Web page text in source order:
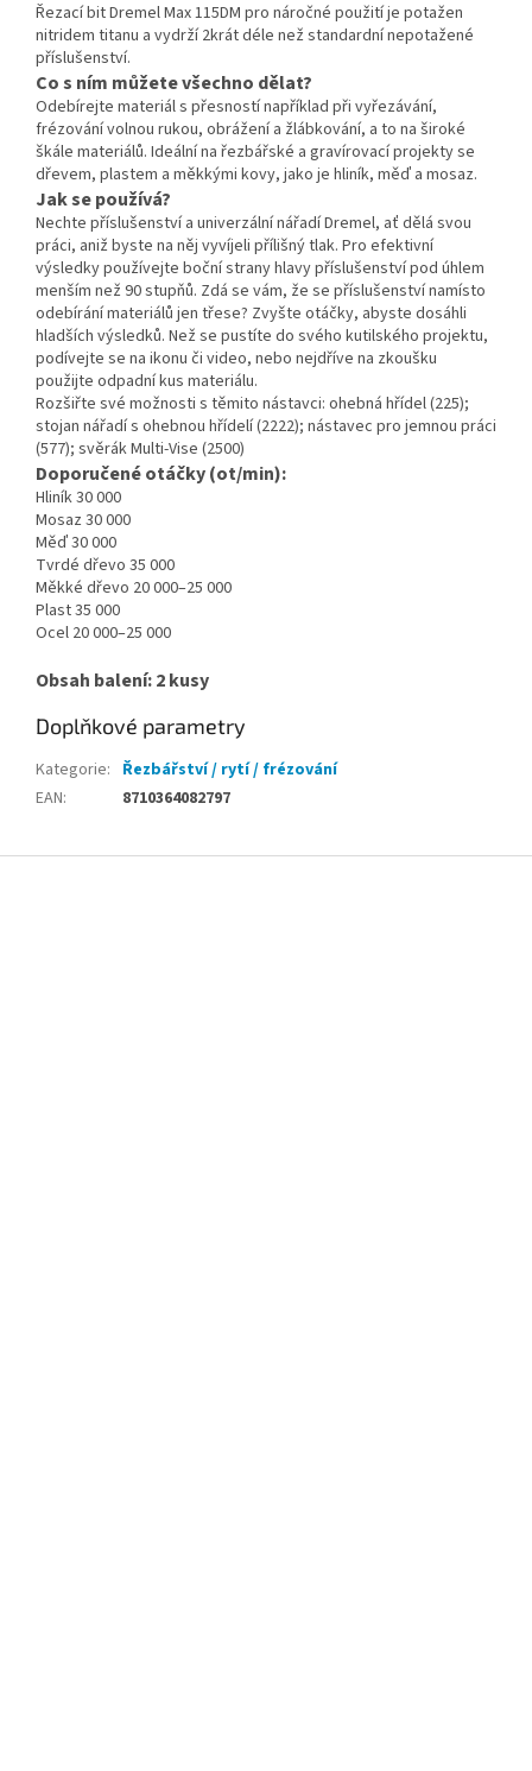
Řezací bit Dremel Max 115DM pro náročné použití je potažen
nitridem titanu a vydrží 2krát déle než standardní nepotažené
příslušenství.
Co s ním můžete všechno dělat?
Odebírejte materiál s přesností například při vyřezávání,
frézování volnou rukou, obrážení a žlábkování, a to na široké
škále materiálů. Ideální na řezbářské a gravírovací projekty se
dřevem, plastem a měkkými kovy, jako je hliník, měď a mosaz.
Jak se používá?
Nechte příslušenství a univerzální nářadí Dremel, ať dělá svou
práci, aniž byste na něj vyvíjeli přílišný tlak. Pro efektivní
výsledky používejte boční strany hlavy příslušenství pod úhlem
menším než 90 stupňů. Zdá se vám, že se příslušenství namísto
odebírání materiálů jen třese? Zvyšte otáčky, abyste dosáhli
hladších výsledků. Než se pustíte do svého kutilského projektu,
podívejte se na ikonu či video, nebo nejdříve na zkoušku
použijte odpadní kus materiálu.
Rozšiřte své možnosti s těmito nástavci: ohebná hřídel (225);
stojan nářadí s ohebnou hřídelí (2222); nástavec pro jemnou práci
(577); svěrák Multi-Vise (2500)
Doporučené otáčky (ot/min):
Hliník 30 000
Mosaz 30 000
Měď 30 000
Tvrdé dřevo 35 000
Měkké dřevo 20 000–25 000
Plast 35 000
Ocel 20 000–25 000
Obsah balení: 2 kusy
Doplňkové parametry
Kategorie: Řezbářství / rytí / frézování
EAN: 8710364082797